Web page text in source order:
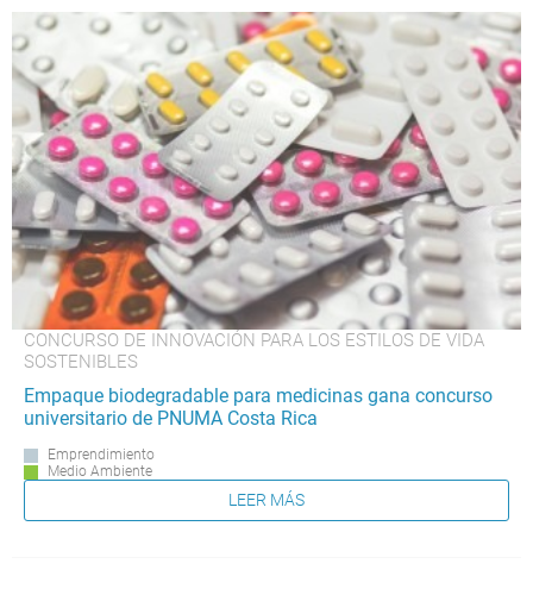
CONCURSO DE INNOVACIÓN PARA LOS ESTILOS DE VIDA
SOSTENIBLES
Empaque biodegradable para medicinas gana concurso
universitario de PNUMA Costa Rica
Emprendimiento
Medio Ambiente
LEER MÁS